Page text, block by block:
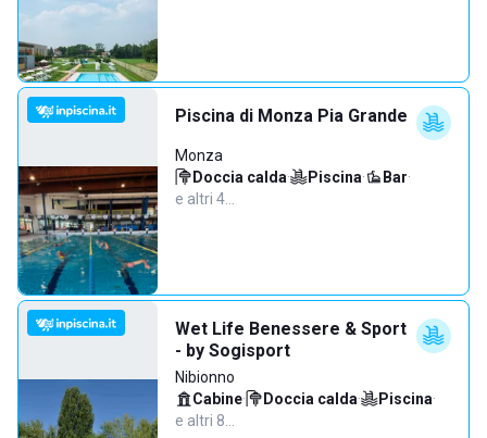
Piscina di Monza Pia Grande
Monza
Doccia calda· Piscina· Bar·
e altri 4…
Wet Life Benessere & Sport
- by Sogisport
Nibionno
Cabine· Doccia calda· Piscina·
e altri 8…